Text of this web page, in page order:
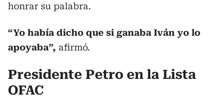
honrar su palabra.
“Yo había dicho que si ganaba Iván yo lo
apoyaba”, afirmó.
Presidente Petro en la Lista
OFAC